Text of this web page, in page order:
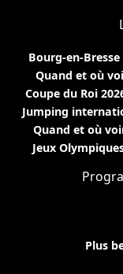
Bourg-en-
Quand et où
Coupe du Roi
Jumping
Quand et où
Jeux
Plus